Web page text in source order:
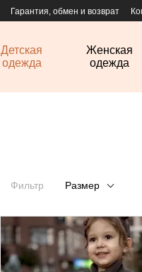
Гарантия, обмен и возврат
Детская
одежда
Женская
одежда
Фильтр Размер